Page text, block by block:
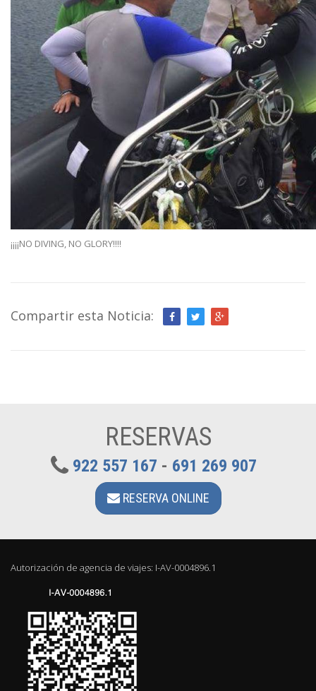
¡¡¡¡NO DIVING, NO GLORY!!!!
Compartir esta Noticia:
RESERVAS
922 557 167 - 691 269 907
RESERVA ONLINE
Autorización de agencia de viajes: I-AV-0004896.1